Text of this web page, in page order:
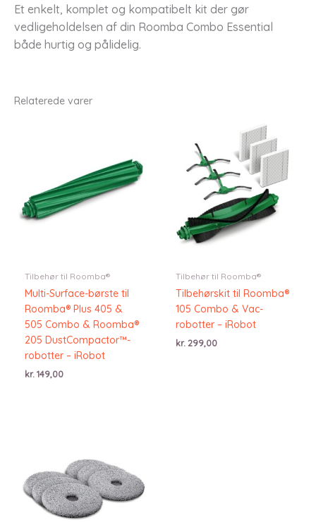
Et enkelt, komplet og kompatibelt kit der gør
vedligeholdelsen af din Roomba Combo Essential
både hurtig og pålidelig.
Relaterede varer
Tilbehør til Roomba®
Multi-Surface-børste til
Roomba® Plus 405 &
505 Combo & Roomba®
205 DustCompactor™-
robotter – iRobot
kr. 149,00
Tilbehør til Roomba®
Tilbehørskit til Roomba®
105 Combo & Vac-
robotter – iRobot
kr. 299,00